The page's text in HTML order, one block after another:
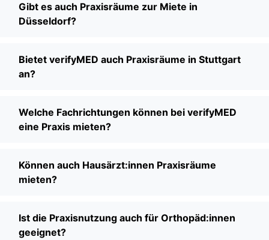
Gibt es auch Praxisräume zur Miete in
Düsseldorf?
Bietet verifyMED auch Praxisräume in Stuttgart
an?
Welche Fachrichtungen können bei verifyMED
eine Praxis mieten?
Können auch Hausärzt:innen Praxisräume
mieten?
Ist die Praxisnutzung auch für Orthopäd:innen
geeignet?